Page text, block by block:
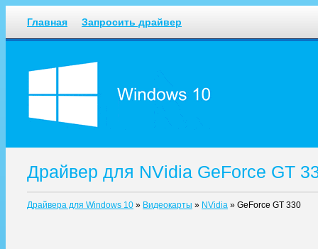
Главная Запросить драйвер
Драйвер для NVidia GeForce GT
Драйвера для Windows 10 » Видеокарты » NVidia » GeForce GT 330